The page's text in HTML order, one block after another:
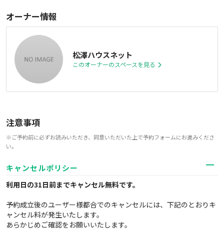
オーナー情報
松澤ハウスネット
このオーナーのスペースを見る
注意事項
※ご予約前に必ずお読みいただき、同意いただいた上で予約フォームにお進みくださ
い。
キャンセルポリシー
利用日の31日前までキャンセル無料です。
予約成立後のユーザー様都合でのキャンセルには、下記のとおりキ
ャンセル料が発生いたします。
あらかじめご確認をお願いいたします。